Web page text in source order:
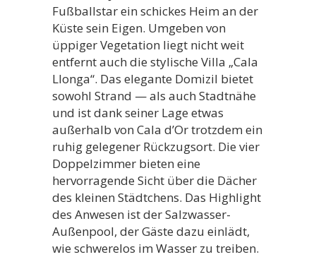
Fußballstar ein schickes Heim an der
Küste sein Eigen. Umgeben von
üppiger Vegetation liegt nicht weit
entfernt auch die stylische Villa „Cala
Llonga“. Das elegante Domizil bietet
sowohl Strand — als auch Stadtnähe
und ist dank seiner Lage etwas
außerhalb von Cala d’Or trotzdem ein
ruhig gelegener Rückzugsort. Die vier
Doppelzimmer bieten eine
hervorragende Sicht über die Dächer
des kleinen Städtchens. Das Highlight
des Anwesen ist der Salzwasser-
Außenpool, der Gäste dazu einlädt,
wie schwerelos im Wasser zu treiben.